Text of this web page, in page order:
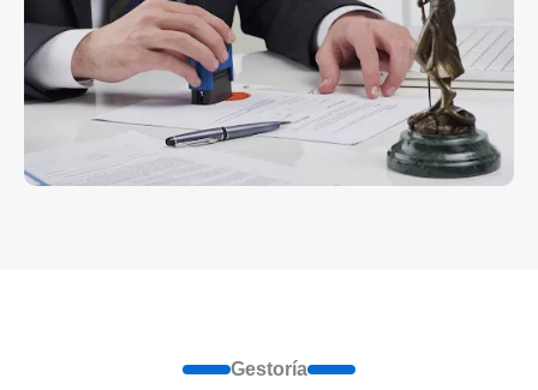
Gestoría